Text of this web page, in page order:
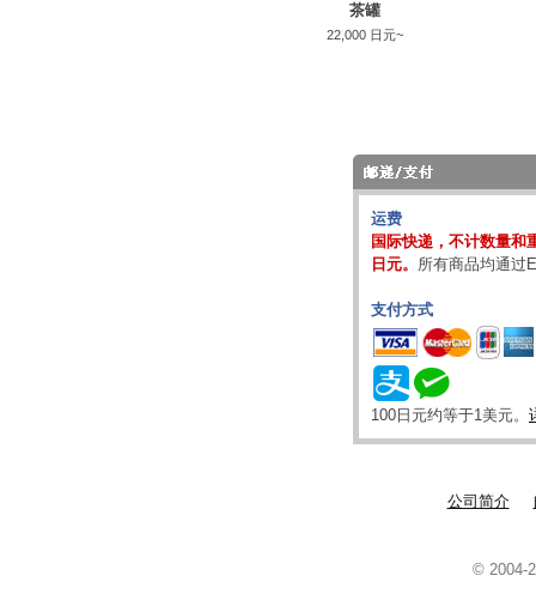
茶罐
22,000 日元~
运费
国际快递，不计数量和
日元。 所有商品均通过
支付方式
100日元约等于1美元。
公司简介
© 2004-